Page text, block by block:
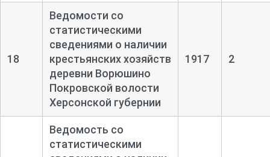
18
Ведомости со
статистическими
сведениями о наличии
крестьянских хозяйств
деревни Ворюшино
Покровской волости
Херсонской губернии
1917 2
Ведомость со
статистическими